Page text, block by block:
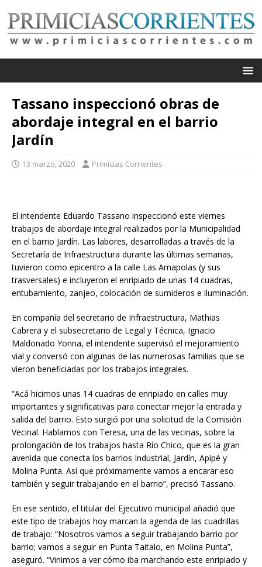
Tassano inspeccionó obras de
abordaje integral en el barrio
Jardín
13 marzo, 2020 Primicias Corrientes
El intendente Eduardo Tassano inspeccionó este viernes
trabajos de abordaje integral realizados por la Municipalidad
en el barrio Jardín. Las labores, desarrolladas a través de la
Secretaría de Infraestructura durante las últimas semanas,
tuvieron como epicentro a la calle Las Amapolas (y sus
trasversales) e incluyeron el enripiado de unas 14 cuadras,
entubamiento, zanjeo, colocación de sumideros e iluminación.
En compañía del secretario de Infraestructura, Mathias
Cabrera y el subsecretario de Legal y Técnica, Ignacio
Maldonado Yonna, el intendente supervisó el mejoramiento
vial y conversó con algunas de las numerosas familias que se
vieron beneficiadas por los trabajos integrales.
“Acá hicimos unas 14 cuadras de enripiado en calles muy
importantes y significativas para conectar mejor la entrada y
salida del barrio. Esto surgió por una solicitud de la Comisión
Vecinal. Hablamos con Teresa, una de las vecinas, sobre la
prolongación de los trabajos hasta Río Chico, que es la gran
avenida que conecta los barrios Industrial, Jardín, Apipé y
Molina Punta. Así que próximamente vamos a encarar eso
también y seguir trabajando en el barrio”, precisó Tassano.
En ese sentido, el titular del Ejecutivo municipal añadió que
este tipo de trabajos hoy marcan la agenda de las cuadrillas
de trabajo: “Nosotros vamos a seguir trabajando barrio por
barrio; vamos a seguir en Punta Taitalo, en Molina Punta”,
aseguró. “Vinimos a ver cómo iba marchando este enripiado y